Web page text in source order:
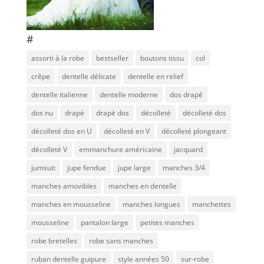
#
assorti à la robe bestseller boutons tissu
col
crêpe
dentelle délicate
dentelle en relief
dentelle italienne
dentelle moderne
dos drapé
dos nu
drapé drapé dos décolleté
décolleté dos
décolleté dos en U
décolleté en V
décolleté plongeant
décolleté V
emmanchure américaine
jacquard
jumsuit
jupe fendue jupe large
manches 3/4
manches amovibles
manches en dentelle
manches en mousseline
manches longues
manchettes
mousseline
pantalon large
petites manches
robe bretelles
robe sans manches
ruban dentelle guipure
style années 50 sur-robe